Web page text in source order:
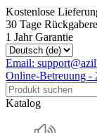
Kostenlose
30 Tage
1 Jahr Garantie
Email:
Online-Betreuung -
Katalog